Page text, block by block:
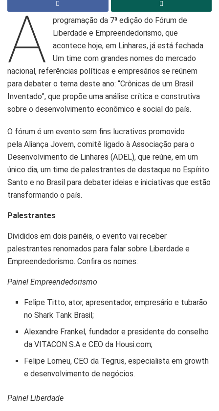
A
programação da 7ª edição do Fórum de
Liberdade e Empreendedorismo, que
acontece hoje, em Linhares, já está fechada.
Um time com grandes nomes do mercado
nacional, referências políticas e empresários se reúnem
para debater o tema deste ano: “Crônicas de um Brasil
Inventado”, que propõe uma análise crítica e construtiva
sobre o desenvolvimento econômico e social do país.
O fórum é um evento sem fins lucrativos promovido
pela Aliança Jovem, comitê ligado à Associação para o
Desenvolvimento de Linhares (ADEL), que reúne, em um
único dia, um time de palestrantes de destaque no Espírito
Santo e no Brasil para debater ideias e iniciativas que estão
transformando o país.
Palestrantes
Divididos em dois painéis, o evento vai receber
palestrantes renomados para falar sobre Liberdade e
Empreendedorismo. Confira os nomes:
Painel Empreendedorismo
Felipe Titto, ator, apresentador, empresário e tubarão
no Shark Tank Brasil;
Alexandre Frankel, fundador e presidente do conselho
da VITACON S.A e CEO da Housi.com;
Felipe Lomeu, CEO da Tegrus, especialista em growth
e desenvolvimento de negócios.
Painel Liberdade